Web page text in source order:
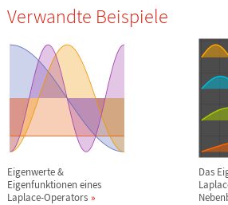
Verwandte Beispiele
Eigenwerte &
Eigenfunktionen eines
Laplace-Operators
Das